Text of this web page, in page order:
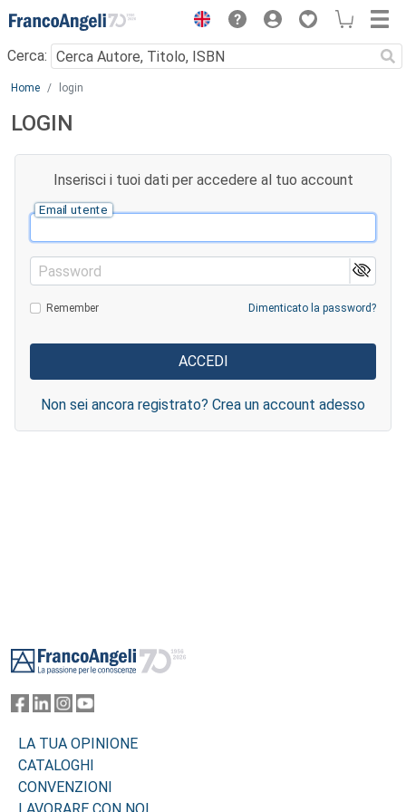
Menu
Cerca:
Main content
Home login
LOGIN
Inserisci i tuoi dati per accedere al tuo account
Email utente
Password
Remember Dimenticato la password?
Non sei ancora registrato? Crea un account adesso
LA TUA OPINIONE
CATALOGHI
CONVENZIONI